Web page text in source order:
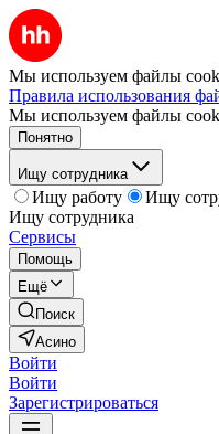
Мы используем файлы
Правила использования
Мы используем файлы
Понятно
Ищу сотрудника
Ищу работу
Ищу
Ищу сотрудника
Сервисы
Помощь
Ещё
Поиск
Асино
Войти
Войти
Зарегистрироваться